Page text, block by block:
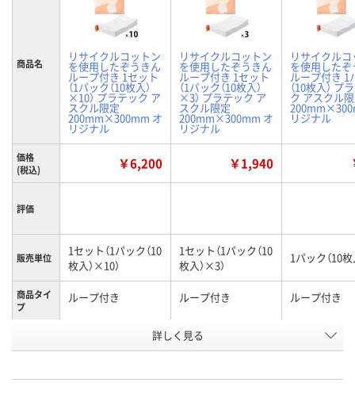
商品名 リサイクルコットン
を使用したぞうきん
ループ付き 1セット
（1パック（10枚入）
×10） プラテック ア
スクル限定
200mm×300mm オ
リジナル
リサイクルコットン
を使用したぞうきん
ループ付き 1セット
（1パック（10枚入）
×3） プラテック ア
スクル限定
200mm×300mm オ
リジナル
リサイクル
を使用した
ループ付き 1
（10枚入） プ
ク アスクル
リジナル
価格
(税込)
￥6,200 ￥1,940
評価
販売単位
1セット（1パック（10
枚入）×10）
1セット（1パック（10
枚入）×3）
1パック（10枚
商品タイ
プ
ループ付き ループ付き ループ付き
RR08889 XU40284
詳しく見る